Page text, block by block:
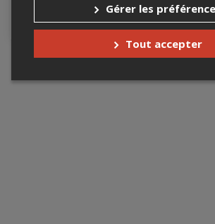
Clebard, Montréal, QC
Gérer les
Tout accepter